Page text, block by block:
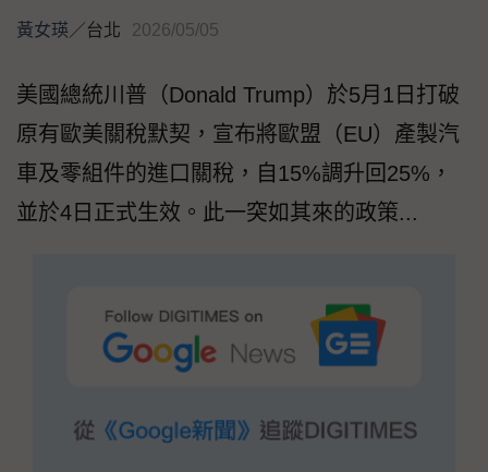
黃女瑛 ／台北 2026/05/05
美國總統川普（Donald Trump）於5月1日打破
原有歐美關稅默契，宣布將歐盟（EU）產製汽
車及零組件的進口關稅，自15%調升回25%，
並於4日正式生效。此一突如其來的政策...